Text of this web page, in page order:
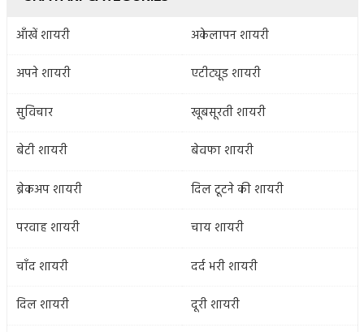
आँखें शायरी
अकेलापन शायरी
अपने शायरी
एटीट्यूड शायरी
सुविचार
खूबसूरती शायरी
बेटी शायरी
बेवफा शायरी
ब्रेकअप शायरी
दिल टूटने की शायरी
परवाह शायरी
चाय शायरी
चाँद शायरी
दर्द भरी शायरी
दिल शायरी
दूरी शायरी